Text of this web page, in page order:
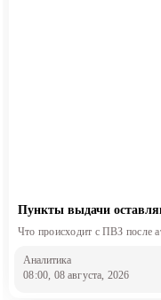
Пункты выдачи
Что происходит с ПВЗ после
Аналитика
08:00, 08 августа, 2026